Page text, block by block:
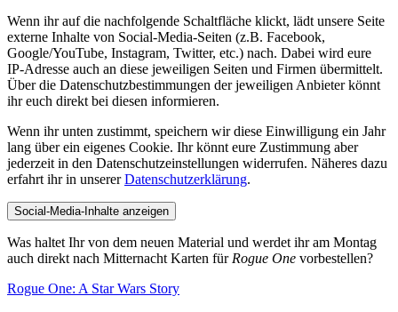
Wenn ihr auf die nachfolgende Schaltfläche klickt, lädt unsere Seite
externe Inhalte von Social-Media-Seiten (z.B. Facebook,
Google/YouTube, Instagram, Twitter, etc.) nach. Dabei wird eure
IP-Adresse auch an diese jeweiligen Seiten und Firmen übermittelt.
Über die Datenschutzbestimmungen der jeweiligen Anbieter könnt
ihr euch direkt bei diesen informieren.
Wenn ihr unten zustimmt, speichern wir diese Einwilligung ein Jahr
lang über ein eigenes Cookie. Ihr könnt eure Zustimmung aber
jederzeit in den Datenschutzeinstellungen widerrufen. Näheres dazu
erfahrt ihr in unsererDatenschutzerklärung.
Social-Media-Inhalte anzeigen
Was haltet Ihr von dem neuen Material und werdet ihr am Montag
auch direkt nach Mitternacht Karten fürRogue One vorbestellen?
Rogue One: A Star Wars Story